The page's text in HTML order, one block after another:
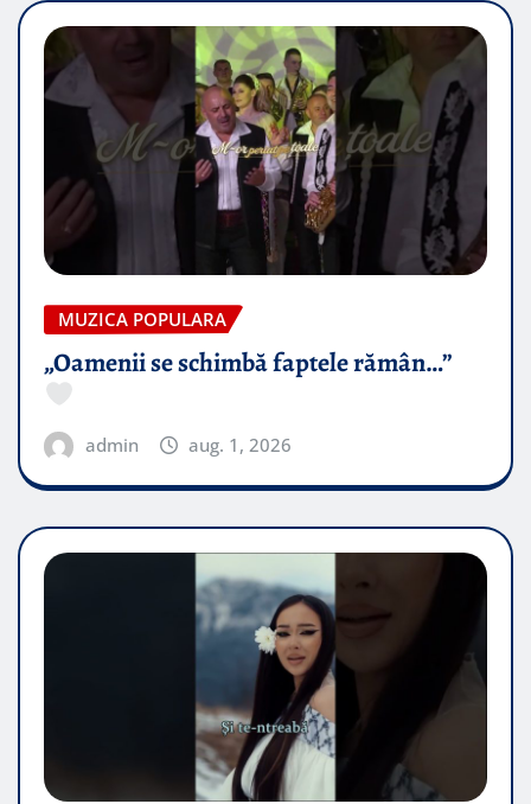
MUZICA POPULARA
„Oamenii se schimbă faptele rămân…”
admin aug. 1, 2026